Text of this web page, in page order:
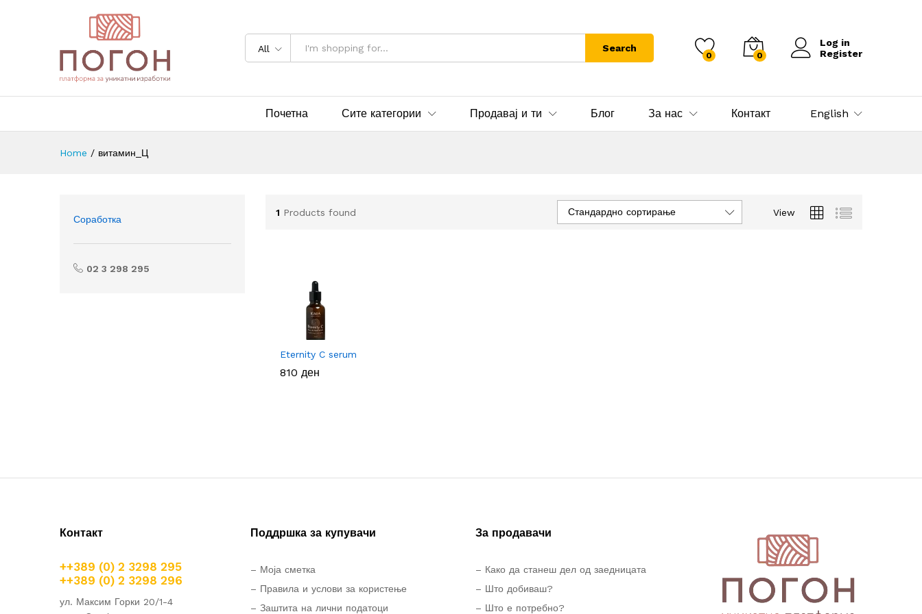
All Search
0 0
Log in
Register
Почетна Сите категории Продавај и ти Блог За нас Контакт English
Home / витамин_Ц
1 Products found View
Стандардно сортирање
Eternity C serum
810 ден
810 ден
Соработка
02 3 298 295
Контакт
++389 (0) 2 3298 295
++389 (0) 2 3298 296
ул. Максим Горки 20/1-4
Поддршка за купувачи
– Моја сметка
– Правила и услови за користење
– Заштита на лични податоци
За продавачи
– Како да станеш дел од заедницата
– Што добиваш?
– Што е потребно?